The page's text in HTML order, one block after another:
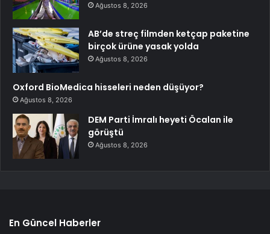
Ağustos 8, 2026
AB’de streç filmden ketçap paketine
birçok ürüne yasak yolda
Ağustos 8, 2026
Oxford BioMedica hisseleri neden düşüyor?
Ağustos 8, 2026
DEM Parti İmralı heyeti Öcalan ile
görüştü
Ağustos 8, 2026
En Güncel Haberler